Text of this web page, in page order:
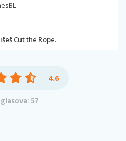
Cut the Rope.
4.6
57